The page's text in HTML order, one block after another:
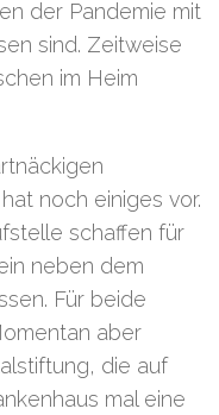
der Pandemie mit
sind. Zeitweise
im Heim
noch einiges vor.
schaffen für
neben dem
Für beide
aber
die auf
mal eine